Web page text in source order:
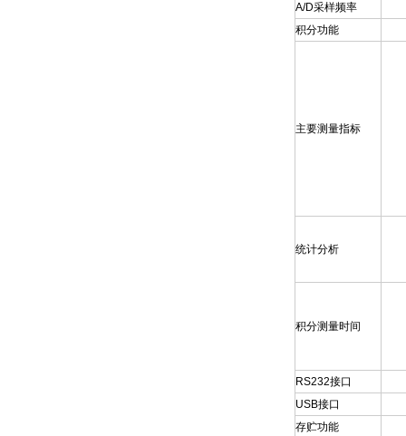
A/D采样频率
积分功能
主要测量指标
统计分析
积分测量时间
RS232接口
USB接口
存贮功能